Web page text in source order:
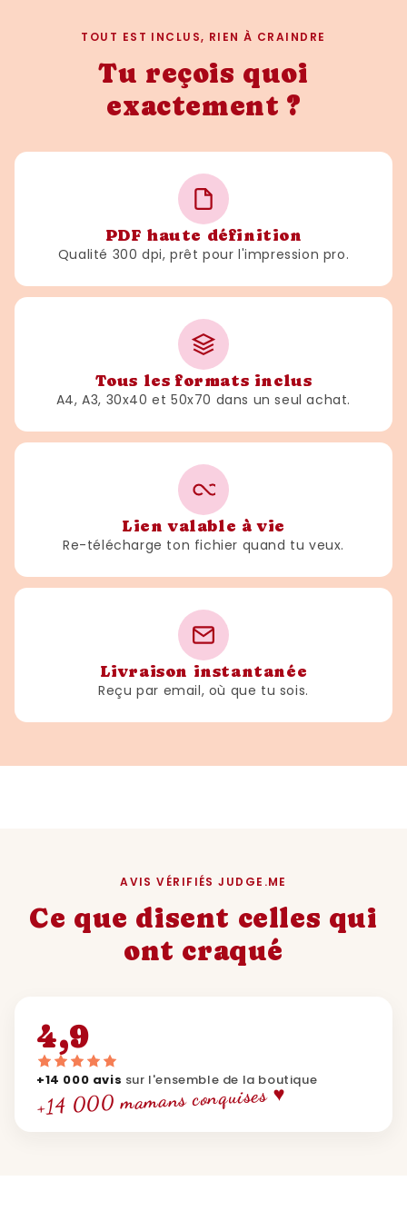
TOUT EST INCLUS, RIEN À CRAINDRE
Tu reçois quoi
exactement ?
PDF haute définition
Qualité 300 dpi, prêt pour l'impression pro.
Tous les formats inclus
A4, A3, 30x40 et 50x70 dans un seul achat.
Lien valable à vie
Re-télécharge ton fichier quand tu veux.
Livraison instantanée
Reçu par email, où que tu sois.
AVIS VÉRIFIÉS JUDGE.ME
Ce que disent celles qui
ont craqué
4,9
+14 000 avis sur l'ensemble de la boutique
+14 000 mamans conquises ♥